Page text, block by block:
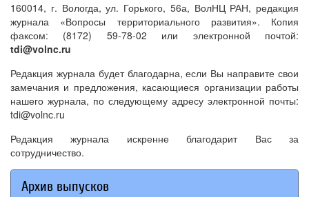
160014, г. Вологда, ул. Горького, 56а, ВолНЦ РАН, редакция
журнала «Вопросы территориального развития». Копия
факсом: (8172) 59-78-02 или электронной почтой:
tdi@volnc.ru
Редакция журнала будет благодарна, если Вы направите свои
замечания и предложения, касающиеся организации работы
нашего журнала, по следующему адресу электронной почты:
tdi@volnc.ru
Редакция журнала искренне благодарит Вас за
сотрудничество.
Архив выпусков